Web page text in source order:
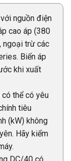
nguồn điện
cao áp (380
ngoại trừ các
Biến áp
khi xuất
có thể có yêu
tiêu
(kW) không
Hãy kiểm